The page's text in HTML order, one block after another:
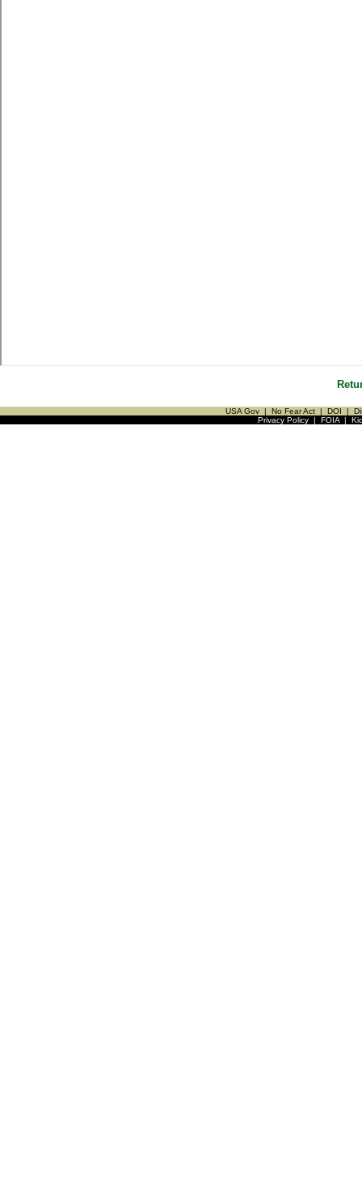
USA Gov | No Fear Act | DOI |
Privacy Policy| FOIA|